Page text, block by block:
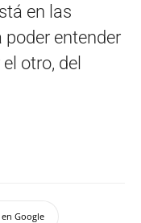
en las
entender
otro, del
Google